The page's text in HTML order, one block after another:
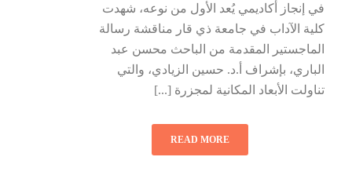
في إنجاز أكاديمي يُعد الأول من نوعه، شهدت
كلية الآداب في جامعة ذي قار مناقشة رسالة
الماجستير المقدمة من الباحث محسن عبد
الباري، بإشراف أ.د. حسين الزيادي، والتي
تناولت الأبعاد المكانية لمجزرة [...]
READ MORE